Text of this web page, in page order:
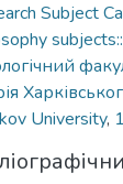
Subject
University,